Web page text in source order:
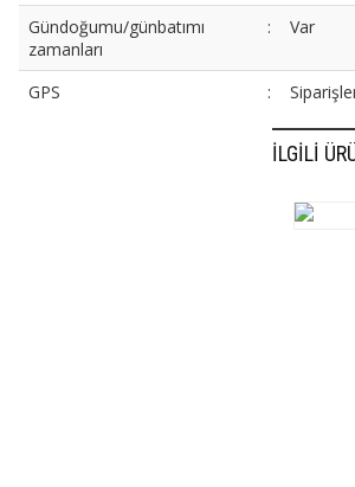
Gündoğumu/günbatımı
zamanları
: Var
GPS :
İLGILI